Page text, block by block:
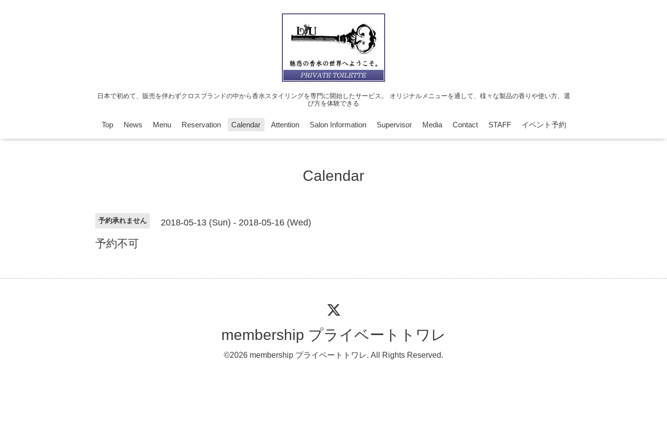
日本で初めて、販売を伴わずクロスブランドの中から香水スタイリングを専門に開始したサービス。 オリジナルメニューを通して、様々な製品の香りや使い方、選
び方を体験できる
Top News Menu Reservation Calendar Attention Salon Information Supervisor Media Contact STAFF イベント予約
Calendar
予約承れません 2018-05-13 (Sun) - 2018-05-16 (Wed)
予約不可
membership プライベートトワレ
©2026 membership プライベートトワレ. All Rights Reserved.